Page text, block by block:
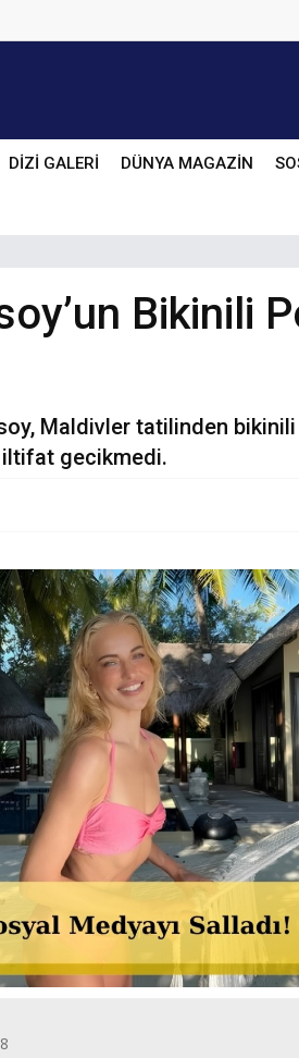
DİZİ GALERİ DÜNYA MAGAZİN
Bikinili
Maldivler tatilinden bikinili
gecikmedi.